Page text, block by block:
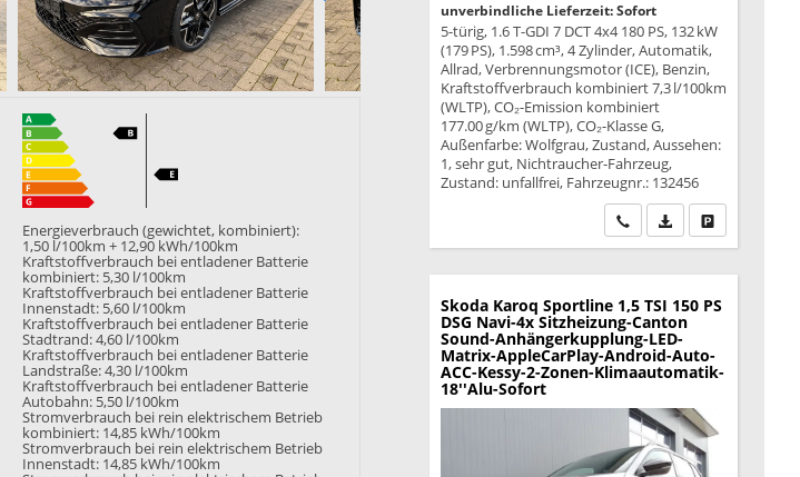
Energieverbrauch (gewichtet, kombiniert):
1,50 l/100km + 12,90 kWh/100km
Kraftstoffverbrauch bei entladener Batterie
kombiniert: 5,30 l/100km
Kraftstoffverbrauch bei entladener Batterie
Innenstadt: 5,60 l/100km
Kraftstoffverbrauch bei entladener Batterie
Stadtrand: 4,60 l/100km
Kraftstoffverbrauch bei entladener Batterie
Landstraße: 4,30 l/100km
Kraftstoffverbrauch bei entladener Batterie
Autobahn: 5,50 l/100km
Stromverbrauch bei rein elektrischem Betrieb
kombiniert: 14,85 kWh/100km
Stromverbrauch bei rein elektrischem Betrieb
Innenstadt: 14,85 kWh/100km
unverbindliche Lieferzeit: Sofort
5-türig, 1.6 T-GDI 7 DCT 4x4 180 PS, 132 kW
(179 PS), 1.598 cm³, 4 Zylinder, Automatik,
Allrad, Verbrennungsmotor (ICE), Benzin,
Kraftstoffverbrauch kombiniert 7,3 l/100km
(WLTP), CO₂-Emission kombiniert
177.00 g/km (WLTP), CO₂-Klasse G,
Außenfarbe: Wolfgrau, Zustand, Aussehen:
1, sehr gut, Nichtraucher-Fahrzeug,
Zustand: unfallfrei, Fahrzeugnr.: 132456
Wir rufen Sie an
PDF-Datei,Drucken,
Skoda Karoq Sportline 1,5 TSI 150 PS
DSG Navi-4x Sitzheizung-Canton
Sound-Anhängerkupplung-LED-
Matrix-AppleCarPlay-Android-Auto-
ACC-Kessy-2-Zonen-Klimaautomatik-
18''Alu-Sofort